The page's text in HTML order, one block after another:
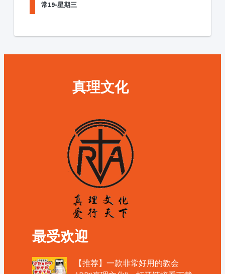
常19-星期三
真理文化
最受欢迎
【推荐】一款非常好用的教会